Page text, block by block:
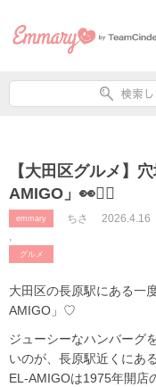
【大田区グルメ】
AMIGO」👀❤️‍🔥
emmary
,
グルメ
ちさ 2026.4.16
大田区の長原駅にある一
AMIGO」♡
ジューシーなハンバーグ
いのが、長原駅近くにあ
EL‐AMIGOは1975年開店